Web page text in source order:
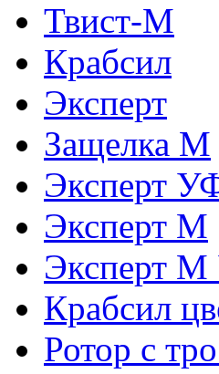
Твист-М
Крабсил
Эксперт
Защелка М
Эксперт
Эксперт М
Эксперт
Крабсил
Ротор с